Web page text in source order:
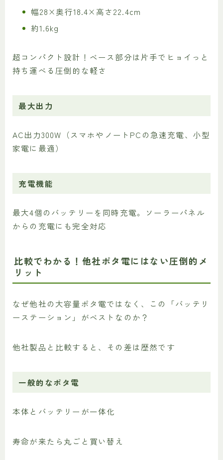
幅28×奥行18.4×高さ22.4cm
約1.6kg
超コンパクト設計！ベース部分は片手でヒョイっと
持ち運べる圧倒的な軽さ
最大出力
AC出力300W（スマホやノートPCの急速充電、小型
家電に最適）
充電機能
最大4個のバッテリーを同時充電。ソーラーパネル
からの充電にも完全対応
比較でわかる！他社ポタ電にはない圧倒的メ
リット
なぜ他社の大容量ポタ電ではなく、この「バッテリ
ーステーション」がベストなのか？
他社製品と比較すると、その差は歴然です
一般的なポタ電
本体とバッテリーが一体化
寿命が来たら丸ごと買い替え